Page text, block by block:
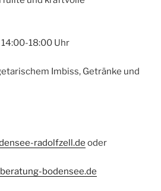
18:00 Uhr
Imbiss, Getränke und
radolfzell.de oder
bodensee.de